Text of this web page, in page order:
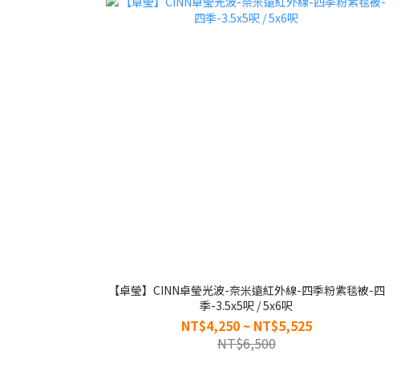
【卓瑩】CINN卓瑩光波-奈米遠紅外線-四季粉紫毯被-四
季-3.5x5呎 / 5x6呎
NT$4,250 ~ NT$5,525
NT$6,500